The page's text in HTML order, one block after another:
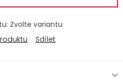
Zvolte variantu
Sdílet